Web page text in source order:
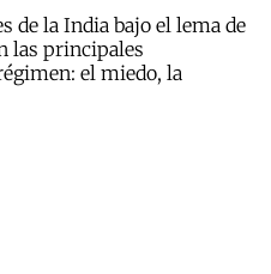
de la India bajo el lema de
las principales
el miedo, la